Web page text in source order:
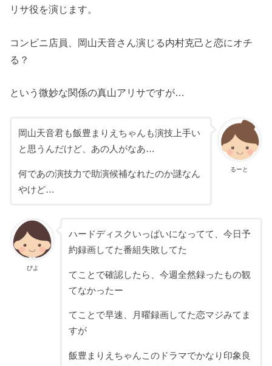
リサ役を演じます。
コンビニ店員、岡山天音さん演じる内村克己と恋にオチ
る？
という微妙な関係の真山アリサですが…
るーと
岡山天音君も飯豊まりえちゃんも演技上手い
と思うんだけど、あの人がなあ…
何であの演技力で助演候補なれたのか謎なん
やけど…
ぴよ
ハードディスクいっぱいになってて、今日予
約録画してた番組失敗してた
てことで確認したら、今週全然録ったもの観
てなかったー
てことで早速、月曜録画してた恋マジみてま
すが
飯豊まりえちゃんこのドラマでかなり印象良